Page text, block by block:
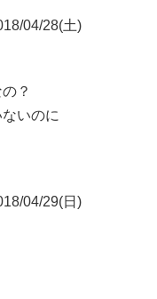
04/28(土)
？
いのに
04/29(日)